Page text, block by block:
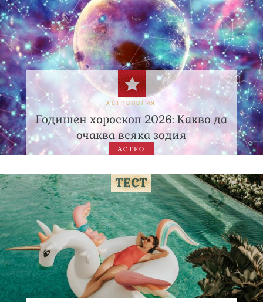
АСТРОЛОГИЯ
Годишен хороскоп 2026: Какво да
очаква всяка зодия
АСТРО